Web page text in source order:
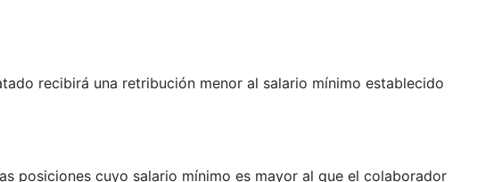
recibirá una retribución menor al salario mínimo establecido
posiciones cuyo salario mínimo es mayor al que el colaborador